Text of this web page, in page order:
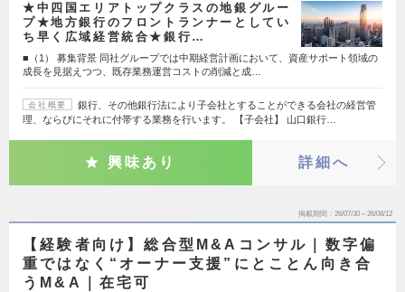
★中四国エリアトップクラスの地銀グルー
プ★地方銀行のフロントランナーとしてい
ち早く広域経営統合★銀行…
■（1） 募集背景 同社グループでは中期経営計画において、資産サポート領域の
成長を見据えつつ、既存業務運営コストの削減と成…
会社概要
銀行、その他銀行法により子会社とすることができる会社の経営管
理、ならびにそれに付帯する業務を行います。 【子会社】 山口銀行…
興味あり 詳細へ
掲載期間 26/07/30～26/08/12
【経験者向け】総合型M&Aコンサル｜数字偏
重ではなく“オーナー支援”にとことん向き合
うM&A｜在宅可